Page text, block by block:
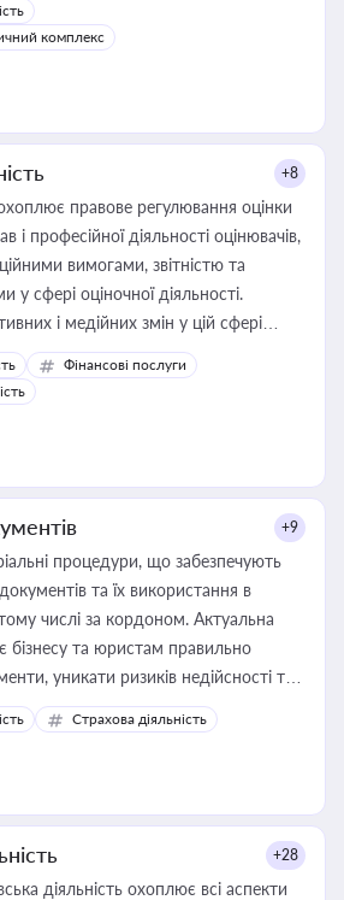
комплекс
+8
правове регулювання оцінки
і професійної діяльності оцінювачів,
вимогами, звітністю та
у сфері оціночної діяльності.
і медійних змін у цій сфері
бізнесу, керівника, юриста або
приватизації, оренди
угод і перевірки
діяльності
Фінансові послуги
+9
процедури, що забезпечують
та їх використання в
числі за кордоном. Актуальна
бізнесу та юристам правильно
уникати ризиків недійсності та
прийняття органами влади та
Страхова діяльність
+28
діяльність охоплює всі аспекти